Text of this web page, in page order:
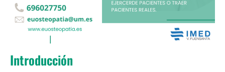
Introducción